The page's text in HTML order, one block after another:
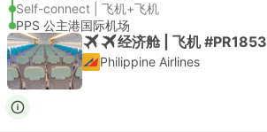
Self-connect | 飞机+飞机
PPS 公主港国际机场
经济舱 | 飞机 #PR1853
Philippine Airlines